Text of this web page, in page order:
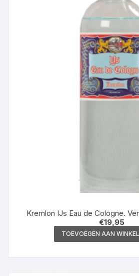
Kremlon IJs Eau de Cologne.
€19,95
TOEVOEGEN AAN